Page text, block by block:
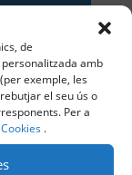
de
amb
exemple, les
el seu ús o
Per a
.
de
educativos